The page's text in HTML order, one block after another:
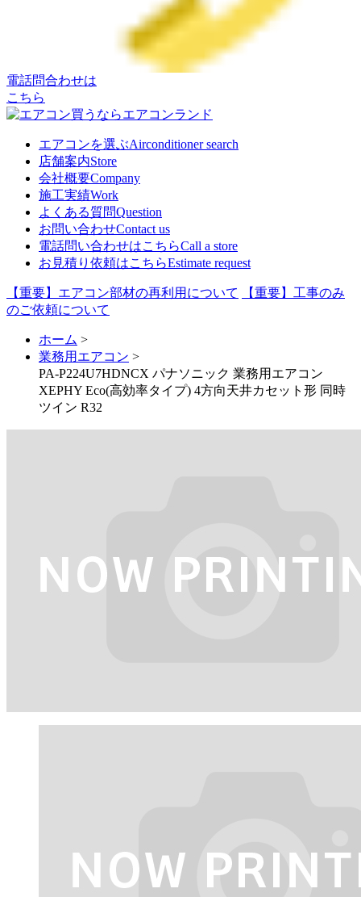
電話問合わせは
こちら
エアコンを選ぶAirconditioner search
店舗案内Store
会社概要Company
施工実績Work
よくある質問Question
お問い合わせContact us
電話問い合わせはこちらCall a store
お見積り依頼はこちらEstimate request
【重要】エアコン部材の再利用について
【重要】工事のみ
のご依頼について
ホーム >
業務用エアコン >
PA-P224U7HDNCX パナソニック 業務用エアコン
XEPHY Eco(高効率タイプ) 4方向天井カセット形 同時
ツイン R32